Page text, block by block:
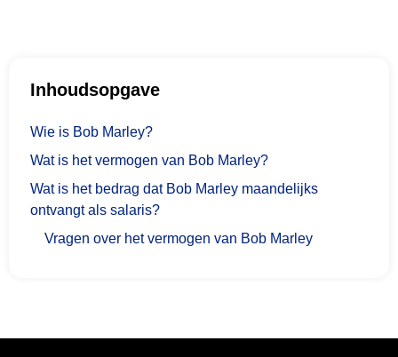
Inhoudsopgave
Wie is Bob Marley?
Wat is het vermogen van Bob Marley?
Wat is het bedrag dat Bob Marley maandelijks
ontvangt als salaris?
Vragen over het vermogen van Bob Marley